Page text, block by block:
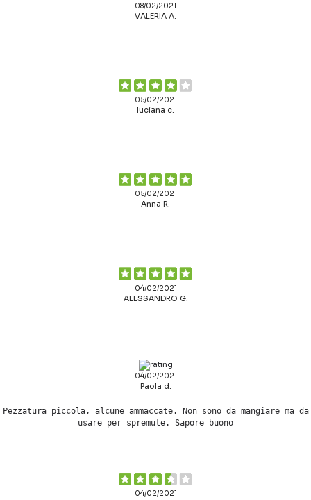
08/02/2021
VALERIA A.
05/02/2021
luciana c.
05/02/2021
Anna R.
04/02/2021
ALESSANDRO G.
04/02/2021
Paola d.
Pezzatura piccola, alcune ammaccate. Non sono da mangiare ma da
usare per spremute. Sapore buono
04/02/2021